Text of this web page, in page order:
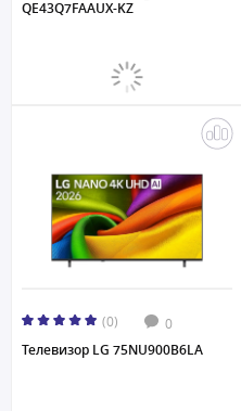
QE43Q7FAAUX-KZ
(0) 0
Телевизор LG 75NU900B6LA